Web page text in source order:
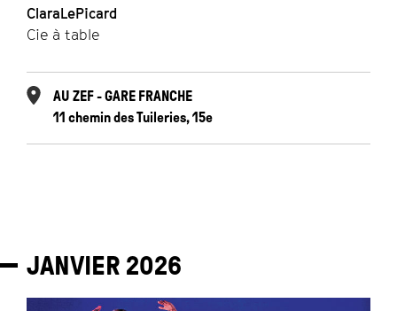
ClaraLePicard
Cie à table
AU ZEF - GARE FRANCHE
11 chemin des Tuileries, 15e
JANVIER 2026